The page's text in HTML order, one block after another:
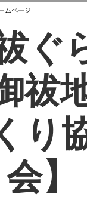
ムページ